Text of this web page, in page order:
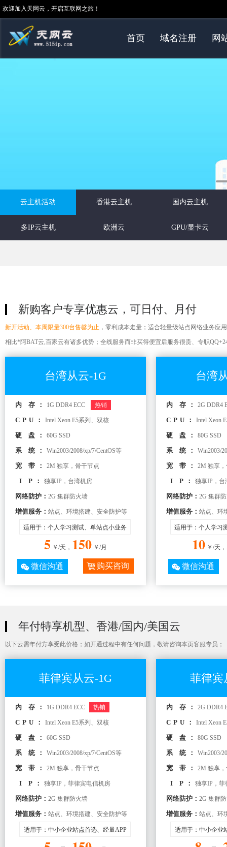
欢迎加入天网云，开启互联网之旅！
首页 域名注册 网
云主机活动 香港云主机 国内云主机
多IP云主机 欧洲云 GPU/显卡云
新购客户专享优惠云，可日付、月付
新开活动、本周限量300台售罄为止 ，零利成本走量；适合轻量级站点网络业务应
相比*阿BAT云,百家云有诸多优势；全线服务而非买得便宜后服务很贵、专职
台湾从云-1G
内 存： 1G DDR4 ECC 热销
CPU： Intel Xeon E5系列、双核
硬 盘： 60G SSD
系 统： Win2003/2008/xp/7/CentOS等
宽 带： 2M 独享，骨干节点
I P： 独享IP，台湾机房
网络防护： 2G 集群防火墙
增值服务： 站点、环境搭建、安全防护等
适用于：个人学习测试、单站点小业务
5 ￥/天， 150 ￥/月
微信沟通 购买咨询
台湾
内 存： 2G DDR4
CPU： Intel Xeon
硬 盘： 80G SSD
系 统： Win2003/
宽 带： 2M 独享
I P： 独享IP，台
网络防护： 2G 集群
增值服务： 站点、环
适用于：个人学习
10 ￥/天，
微信沟通
年付特享机型、香港/国内/美国云
以下云需年付方享受此价格；如开通过程中有任何问题，敬请咨询本页客服专员；
菲律宾从云-1G
内 存： 1G DDR4 ECC 热销
CPU： Intel Xeon E5系列、双核
硬 盘： 60G SSD
系 统： Win2003/2008/xp/7/CentOS等
宽 带： 2M 独享，骨干节点
I P： 独享IP，菲律宾电信机房
网络防护： 2G 集群防火墙
增值服务： 站点、环境搭建、安全防护等
适用于：中小企业站点首选、经量APP
菲律宾
内 存： 2G DDR4
CPU： Intel Xeon
硬 盘： 80G SSD
系 统： Win2003/
宽 带： 2M 独享
I P： 独享IP，菲
网络防护： 2G 集群
增值服务： 站点、环
适用于：中小企业